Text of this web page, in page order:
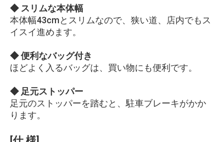
◆ スリムな本体幅
本体幅43cmとスリムなので、狭い道、店内でもス
イスイ進めます。
◆ 便利なバッグ付き
ほどよく入るバッグは、買い物にも便利です。
◆ 足元ストッパー
足元のストッパーを踏むと、駐車ブレーキがかか
ります。